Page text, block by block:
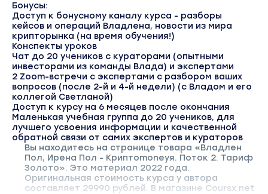
Бонусы:
Доступ к бонусному каналу курса - разборы
кейсов и операций Владлена, новости из мира
крипторынка (на время обучения!)
Конспекты уроков
Чат до 20 учеников с кураторами (опытными
инвесторами из команды Влада) и экспертами
2 Zoom-встречи с экспертами с разбором ваших
вопросов (после 2-й и 4-й недели) (с Владом и его
коллегой Светланой)
Доступ к курсу на 6 месяцев после окончания
Маленькая учебная группа до 20 учеников, для
лучшего усвоения информации и качественной
обратной связи от самих экспертов и кураторов
Вы находитесь на странице товара «Владлен
Пол, Ирена Пол - Криптоmoneyя. Поток 2. Тариф
Золото». Это материал 2022 года.
Оригинальная стоимость курса у автора
составляет 29990 рублей. В магазине Coursx.net